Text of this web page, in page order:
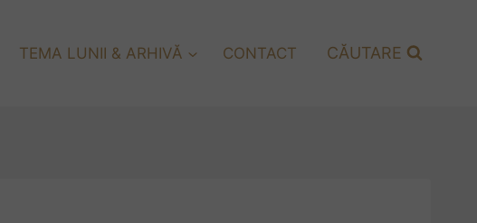
TEMA LUNII & ARHIVĂ CONTACT CĂUTARE